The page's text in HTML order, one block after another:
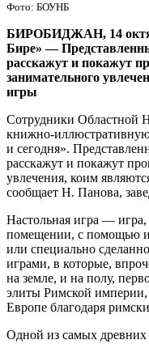
Биробиджане
Фото: БОУНБ
БИРОБИДЖАН, 14
Бире» —
расскажут и покажут
занимательного
игры
Сотрудники Областной
книжно-
и сегодня».
расскажут и покажут
увлечения, коим
сообщает Н. Панова,
Настольная игра —
помещении, с помощью
или специально
играми, в которые,
на земле, и на полу,
элиты Римской империи,
Европе благодаря
Одной из самых древних